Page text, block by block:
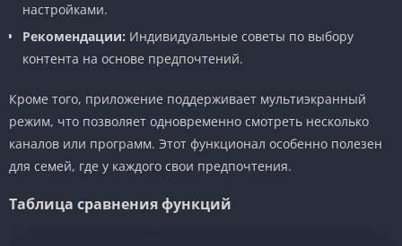
настройками.
Рекомендации: Индивидуальные советы по выбору
контента на основе предпочтений.
Кроме того, приложение поддерживает мультиэкранный
режим, что позволяет одновременно смотреть несколько
каналов или программ. Этот функционал особенно полезен
для семей, где у каждого свои предпочтения.
Таблица сравнения функций